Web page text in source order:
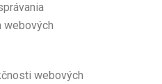
webových
webových